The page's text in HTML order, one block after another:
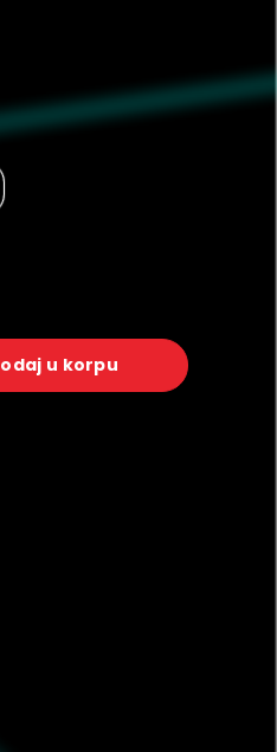
dodaj u korpu